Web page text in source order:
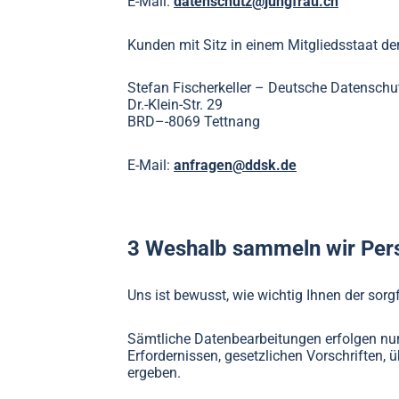
Kunden mit Sitz in einem Mitgliedsstaat
Stefan Fischerkeller – Deutsche
Dr.-Klein-Str. 29
BRD–-8069 Tettnang
E-Mail: anfragen@ddsk.de
3 Weshalb sammeln wir
Uns ist bewusst, wie wichtig Ihnen der
Sämtliche Datenbearbeitungen erfolgen
Erfordernissen, gesetzlichen Vorschriften,
ergeben.